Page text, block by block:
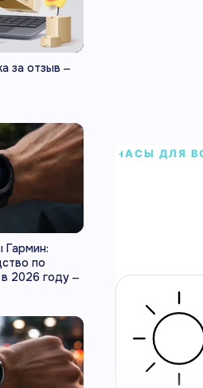
за отзыв —
Гармин:
по
2026 году —
ЧАСЫ ДЛЯ